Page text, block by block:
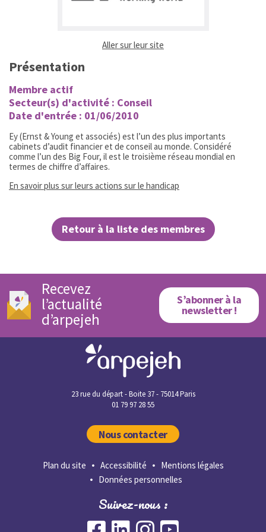
Aller sur leur site
Présentation
Membre actif
Secteur(s) d'activité : Conseil
Date d'entrée : 01/06/2010
Ey (Ernst & Young et associés) est l’un des plus importants
cabinets d’audit financier et de conseil au monde. Considéré
comme l’un des Big Four, il est le troisième réseau mondial en
termes de chiffre d’affaires.
En savoir plus sur leurs actions sur le handicap
Retour à la liste des membres
Recevez
l’actualité
d’arpejeh
S’abonner à la
newsletter !
23 rue du départ - Boite 37 - 75014 Paris
01 79 97 28 55
Nous contacter
Plan du site Accessibilité
Mentions légales
Données personnelles
Suivez-nous :